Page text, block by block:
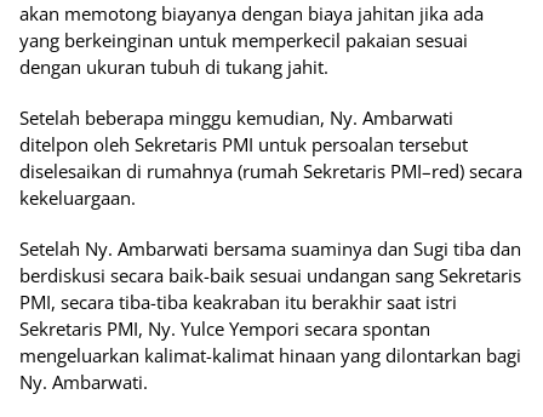
akan memotong biayanya dengan biaya jahitan jika ada
yang berkeinginan untuk memperkecil pakaian sesuai
dengan ukuran tubuh di tukang jahit.
Setelah beberapa minggu kemudian, Ny. Ambarwati
ditelpon oleh Sekretaris PMI untuk persoalan tersebut
diselesaikan di rumahnya (rumah Sekretaris PMI–red) secara
kekeluargaan.
Setelah Ny. Ambarwati bersama suaminya dan Sugi tiba dan
berdiskusi secara baik-baik sesuai undangan sang Sekretaris
PMI, secara tiba-tiba keakraban itu berakhir saat istri
Sekretaris PMI, Ny. Yulce Yempori secara spontan
mengeluarkan kalimat-kalimat hinaan yang dilontarkan bagi
Ny. Ambarwati.